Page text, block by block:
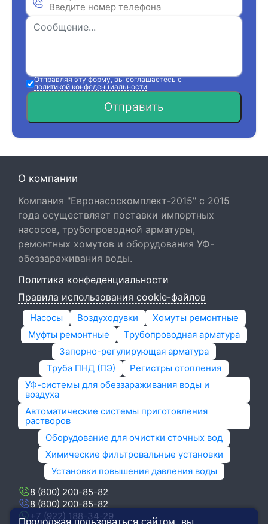
Отправляя эту форму, вы соглашаетесь с
политикой конфеденциальности
Отправить
О компании
Компания "Евронасоскомплект-2015" с 2015
года осуществляет поставки импортных
насосов, трубопроводной арматуры,
ремонтных хомутов и оборудования УФ-
обеззараживания воды.
Политика конфеденциальности
Правила использования cookie-файлов
Насосы Воздуходувки
Хомуты ремонтные
Муфты ремонтные
Трубопроводная арматура
Запорно-регулирующая арматура
Труба ПНД (ПЭ)
Регистры отопления
УФ-системы для обеззараживания воды и
воздуха
Автоматические системы приготовления
растворов
Оборудование для очистки сточных вод
Химические фильтровальные установки
Установки повышения давления воды
8 (800) 200-85-82
8 (800) 200-85-82
+7 (922) 188-34-29